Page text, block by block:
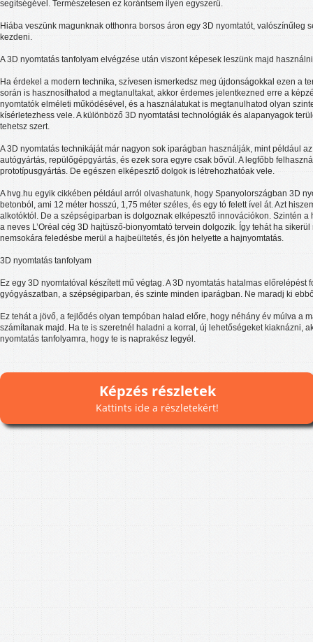
segítségével. Természetesen ez korántsem ilyen egyszerű.
Hiába veszünk magunknak otthonra borsos áron egy 3D nyomtatót, valószínűleg
kezdeni.
A 3D nyomtatás tanfolyam elvégzése után viszont képesek leszünk majd
Ha érdekel a modern technika, szívesen ismerkedsz meg újdonságokkal ezen a
során is hasznosíthatod a megtanultakat, akkor érdemes jelentkezned erre a
nyomtatók elméleti működésével, és a használatukat is megtanulhatod olyan
kísérletezhess vele. A különböző 3D nyomtatási technológiák és alapanyagok
tehetsz szert.
A 3D nyomtatás technikáját már nagyon sok iparágban használják, mint például
autógyártás, repülőgépgyártás, és ezek sora egyre csak bővül. A legfőbb
prototípusgyártás. De egészen elképesztő dolgok is létrehozhatóak vele.
A hvg.hu egyik cikkében például arról olvashatunk, hogy Spanyolországban 3D
betonból, ami 12 méter hosszú, 1,75 méter széles, és egy tó felett ível át. Azt
alkotóktól. De a szépségiparban is dolgoznak elképesztő innovációkon. Szintén
a neves L’Oréal cég 3D hajtüsző-bionyomtató tervein dolgozik. Így tehát ha
nemsokára feledésbe merül a hajbeültetés, és jön helyette a hajnyomtatás.
3D nyomtatás tanfolyam
Ez egy 3D nyomtatóval készített mű végtag. A 3D nyomtatás hatalmas előrelépést
gyógyászatban, a szépségiparban, és szinte minden iparágban. Ne maradj ki
Ez tehát a jövő, a fejlődés olyan tempóban halad előre, hogy néhány év múlva a
számítanak majd. Ha te is szeretnél haladni a korral, új lehetőségeket kiaknázni,
nyomtatás tanfolyamra, hogy te is naprakész legyél.
Képzés részletek
Kattints ide a részletekért!